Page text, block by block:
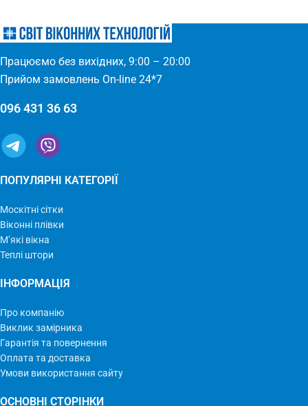
метал – елементарно
Працюємо без вихідних, 9:00 – 20:00
Прийом замовлень On-line 24*7
096 431 36 63
ПОПУЛЯРНІ КАТЕГОРІЇ
Москітні сітки
Віконні плівки
М’які вікна
Теплі штори
ІНФОРМАЦІЯ
Про компанію
Виклик замірника
Гарантія та повернення
Оплата та доставка
Умови використання сайту
ОСНОВНІ СТОРІНКИ